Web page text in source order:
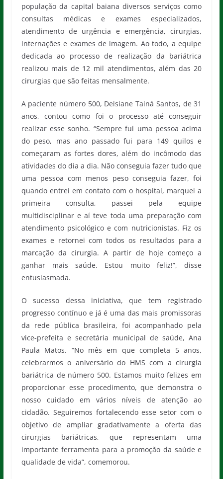
população da capital baiana diversos serviços como
consultas médicas e exames especializados,
atendimento de urgência e emergência, cirurgias,
internações e exames de imagem. Ao todo, a equipe
dedicada ao processo de realização da bariátrica
realizou mais de 12 mil atendimentos, além das 20
cirurgias que são feitas mensalmente.
A paciente número 500, Deisiane Tainá Santos, de 31
anos, contou como foi o processo até conseguir
realizar esse sonho. “Sempre fui uma pessoa acima
do peso, mas ano passado fui para 149 quilos e
começaram as fortes dores, além do incômodo das
atividades do dia a dia. Não conseguia fazer tudo que
uma pessoa com menos peso conseguia fazer, foi
quando entrei em contato com o hospital, marquei a
primeira consulta, passei pela equipe
multidisciplinar e aí teve toda uma preparação com
atendimento psicológico e com nutricionistas. Fiz os
exames e retornei com todos os resultados para a
marcação da cirurgia. A partir de hoje começo a
ganhar mais saúde. Estou muito feliz!”, disse
entusiasmada.
O sucesso dessa iniciativa, que tem registrado
progresso contínuo e já é uma das mais promissoras
da rede pública brasileira, foi acompanhado pela
vice-prefeita e secretária municipal de saúde, Ana
Paula Matos. “No mês em que completa 5 anos,
celebrarmos o aniversário do HMS com a cirurgia
bariátrica de número 500. Estamos muito felizes em
proporcionar esse procedimento, que demonstra o
nosso cuidado em vários níveis de atenção ao
cidadão. Seguiremos fortalecendo esse setor com o
objetivo de ampliar gradativamente a oferta das
cirurgias bariátricas, que representam uma
importante ferramenta para a promoção da saúde e
qualidade de vida”, comemorou.